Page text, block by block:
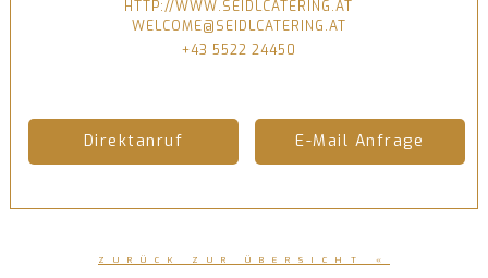
HTTP://WWW.SEIDLCATERING.AT
WELCOME@SEIDLCATERING.AT
+43 5522 24450
Direktanruf E-Mail Anfrage
ZURÜCK ZUR ÜBERSICHT «